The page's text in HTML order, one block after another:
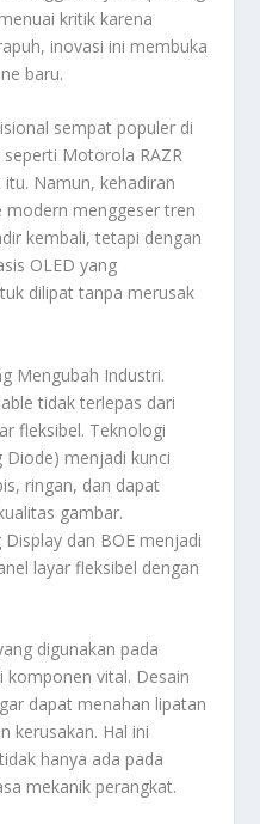
kritik karena
inovasi ini membuka
baru.
sempat populer di
Motorola RAZR
Namun, kehadiran
modern menggeser tren
kembali, tetapi dengan
OLED yang
dilipat tanpa merusak
Mengubah Industri.
tidak terlepas dari
fleksibel. Teknologi
Diode) menjadi kunci
ringan, dan dapat
gambar.
dan BOE menjadi
layar fleksibel dengan
digunakan pada
vital. Desain
dapat menahan lipatan
kerusakan. Hal ini
hanya ada pada
mekanik perangkat.